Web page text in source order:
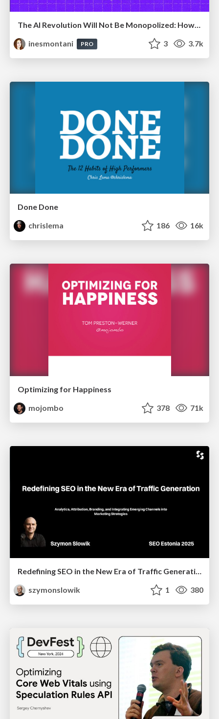
The AI Revolution Will Not Be Monopolized: How open-source beats economies of scale, even for LLMs
inesmontani
PRO 3 3.7k
Done Done
chrislema
186 16k
Optimizing for Happiness
mojombo
378 71k
Redefining SEO in the New Era of Traffic Generation
szymonslowik
1 380